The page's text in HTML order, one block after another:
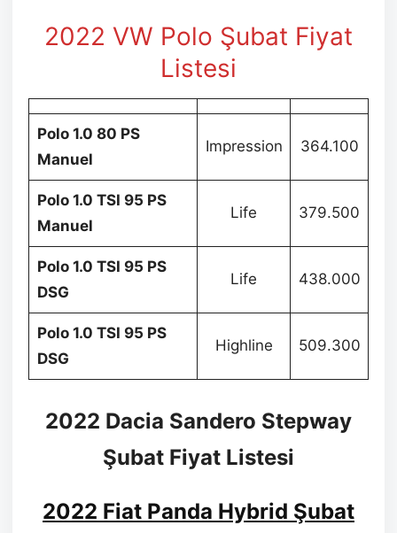
2022 VW Polo Şubat Fiyat
Listesi
Polo 1.0 80 PS
Manuel
Impression 364.100
Polo 1.0 TSI 95 PS
Manuel
Life 379.500
Polo 1.0 TSI 95 PS
DSG
Life 438.000
Polo 1.0 TSI 95 PS
DSG
Highline 509.300
2022 Dacia Sandero Stepway
Şubat Fiyat Listesi
2022 Fiat Panda Hybrid Şubat